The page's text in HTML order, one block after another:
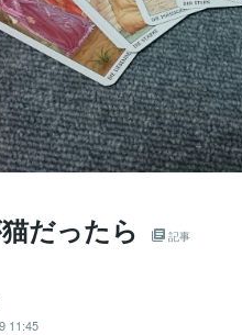
だったら 記事
11:45